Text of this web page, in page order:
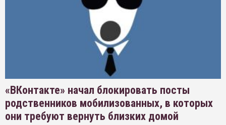
«ВКонтакте» начал блокировать посты
родственников мобилизованных, в которых
они требуют вернуть близких домой